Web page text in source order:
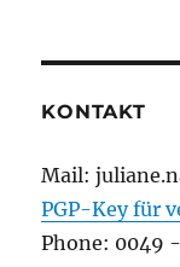
KONTAKT
Mail:
PGP-Key für
Phone: 0049